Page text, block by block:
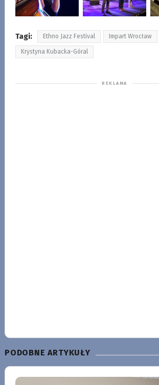
Tagi: Ethno Jazz Festival Impart Wrocław
Krystyna Kubacka-Góral
PODOBNE ARTYKUŁY